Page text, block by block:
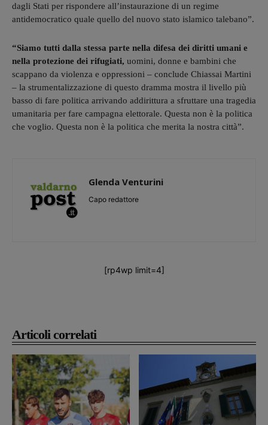
Articoli correlati
dagli Stati per rispondere all’instaurazione di un regime
antidemocratico quale quello del nuovo stato islamico talebano”.
“Siamo tutti dalla stessa parte nella difesa dei diritti umani e
nella protezione dei rifugiati, uomini, donne e bambini che
scappano da violenza e oppressioni – conclude Chiassai Martini
– la strumentalizzazione di questo dramma mostra il livello più
basso di fare politica arrivando addirittura a sfruttare una tragedia
umanitaria per fare campagna elettorale. Questa non è la politica
che voglio. Questa non è la politica che merita la nostra città”.
Glenda Venturini
Capo redattore
[rp4wp limit=4]